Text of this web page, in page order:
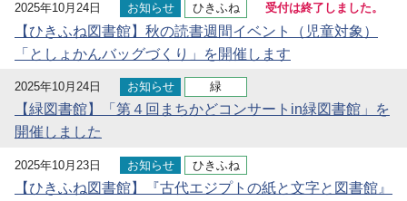
2025年10月24日 お知らせ ひきふね 受付は終了しました。
【ひきふね図書館】秋の読書週間イベント（児童対象）
「としょかんバッグづくり」を開催します
2025年10月24日 お知らせ 緑
【緑図書館】「第４回まちかどコンサートin緑図書館」を
開催しました
2025年10月23日 お知らせ ひきふね
【ひきふね図書館】『古代エジプトの紙と文字と図書館』